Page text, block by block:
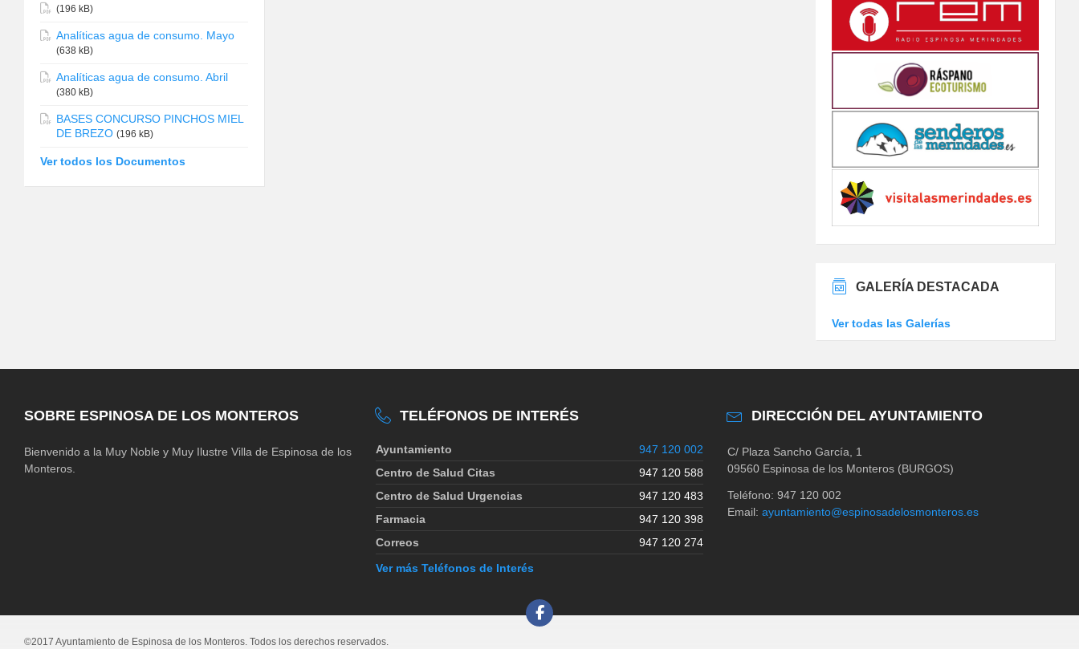
(196 kB)
Analíticas agua de consumo. Mayo
(638 kB)
Analíticas agua de consumo. Abril
(380 kB)
BASES CONCURSO PINCHOS MIEL
DE BREZO (196 kB)
Ver todos los Documentos
GALERÍA DESTACADA
Ver todas las Galerías
SOBRE ESPINOSA DE LOS MONTEROS
Bienvenido a la Muy Noble y Muy Ilustre Villa de Espinosa de los
Monteros.
TELÉFONOS DE INTERÉS
Ayuntamiento
947 120 002
Centro de Salud Citas
947 120 588
Centro de Salud Urgencias
947 120 483
Farmacia
947 120 398
Correos
947 120 274
Ver más Teléfonos de Interés
DIRECCIÓN DEL AYUNTAMIENTO
C/ Plaza Sancho García, 1
09560 Espinosa de los Monteros (BURGOS)
Teléfono: 947 120 002
Email: ayuntamiento@espinosadelosmonteros.es
©2017 Ayuntamiento de Espinosa de los Monteros. Todos los derechos reservados.